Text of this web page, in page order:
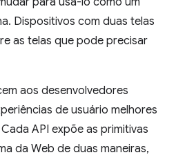
Dispositivos com duas telas
as telas que pode precisar
aos desenvolvedores
de usuário melhores
API expõe as primitivas
da Web de duas maneiras,